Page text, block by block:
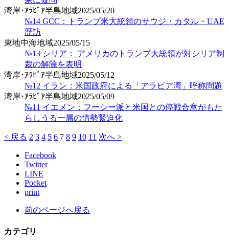
湾岸･ｱﾗﾋﾞｱ半島地域2025/05/20
№14 GCC：トランプ米大統領のサウジ・カタル・UAE
歴訪
東地中海地域2025/05/15
№13 シリア： アメリカのトランプ大統領が対シリア制
裁の解除を表明
湾岸･ｱﾗﾋﾞｱ半島地域2025/05/12
№12 イラン：米国政府による「アラビア湾」呼称問題
湾岸･ｱﾗﾋﾞｱ半島地域2025/05/09
№11 イエメン：フーシー派と米国との停戦合意がもた
らしうる一層の情勢緊迫化
< 戻る 2 3 4 5 6 7 8 9 10 11 次へ >
Facebook
Twitter
LINE
Pocket
print
前のページへ戻る
カテゴリ